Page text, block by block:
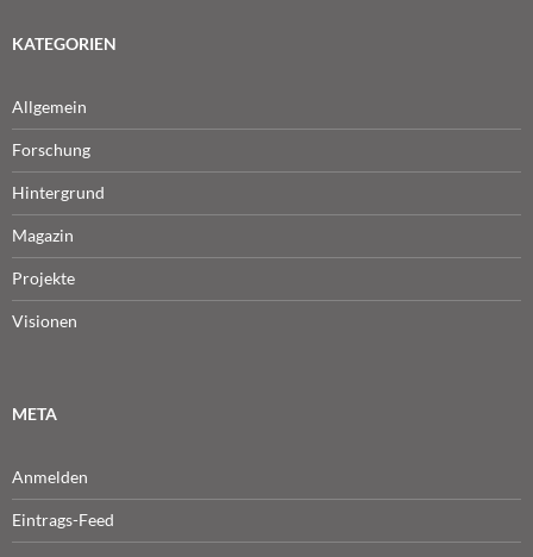
KATEGORIEN
Allgemein
Forschung
Hintergrund
Magazin
Projekte
Visionen
META
Anmelden
Eintrags-Feed